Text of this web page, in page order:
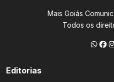
Mais Goiás
Todos os
Editorias